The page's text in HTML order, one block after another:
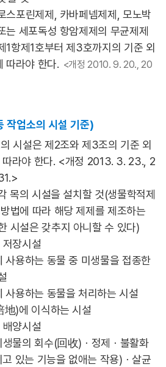
포린제제, 카바페넴제제, 모노박
는 세포독성 항암제제의 무균제제
1항제1호부터 제3호까지의 기준 외
따라야 한다. <개정 2010. 9. 20., 20
작업소의 시설 기준)
시설은 제2조와 제3조의 기준 외
따라야 한다. <개정 2013. 3. 23., 2
목의 시설을 설치할 것(생물학적제
법에 따라 해당 제제를 제조하는
시설은 갖추지 아니할 수 있다)
장시설
사용하는 동물 중 미생물을 접종한
사용하는 동물을 처리하는 시설
地)에 이식하는 시설
양시설
생물의 회수(回收)ㆍ정제ㆍ불활화
있는 기능을 없애는 작용)ㆍ살균